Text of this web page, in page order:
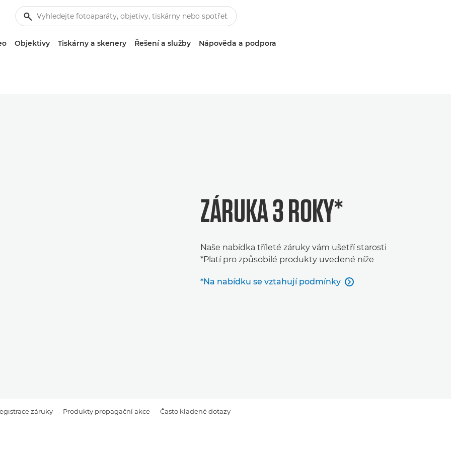
Objektivy Tiskárny a skenery Řešení a služby Nápověda a podpora
ZÁRUKA 3 ROKY*
Naše nabídka tříleté záruky vám ušetří starosti
*Platí pro způsobilé produkty uvedené níže
*Na nabídku se vztahují podmínky 
záruky Produkty propagační akce Často kladené dotazy